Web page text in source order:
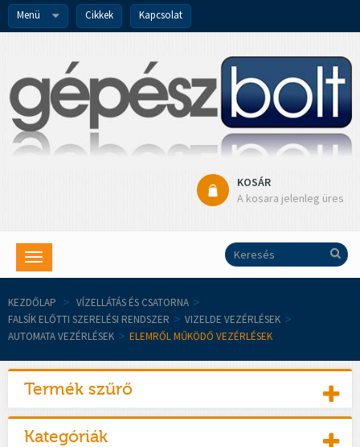
Menü Cikkek Kapcsolat
KOSÁR
A kosara jelenleg üres
Toggle
navigation
KEZDŐLAP > VÍZELLÁTÁS ÉS CSATORNA >
FALSÍK ELŐTTI SZERELÉSI RENDSZER > VIZELDE VEZÉRLÉSEK >
AUTOMATA VEZÉRLÉSEK > ELEMRŐL MŰKÖDŐ VEZÉRLÉSEK
Termék szűrő
Kategóriák